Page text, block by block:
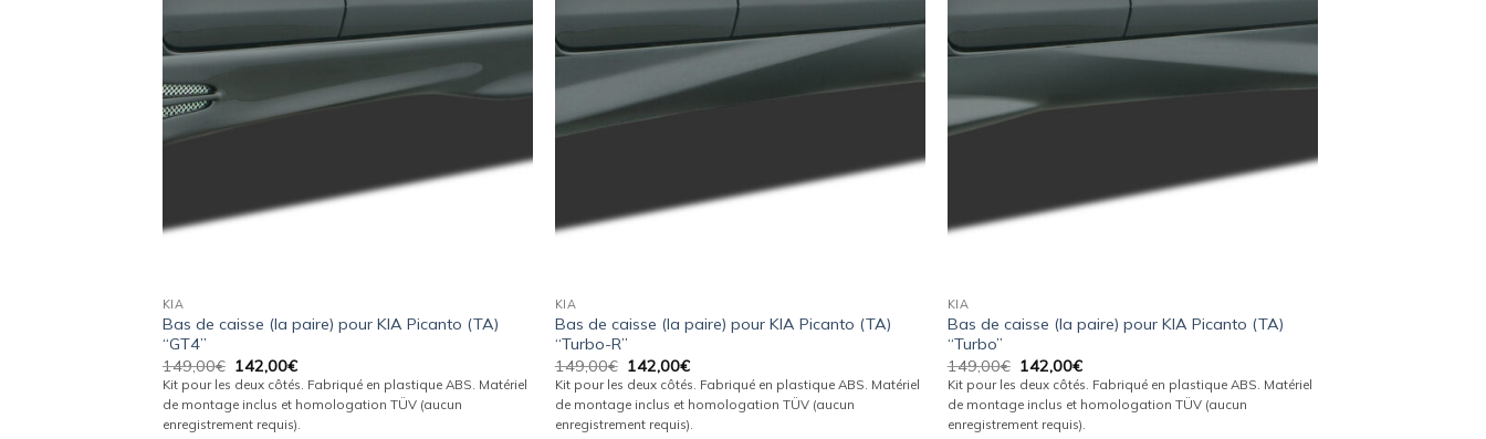
KIA
Bas de caisse (la paire) pour KIA Picanto (TA)
“GT4”
149,00€ Le
prix
initial
était :
149,00€.
142,00€Le
prix
actuel
est :
142,00€.
Kit pour les deux côtés. Fabriqué en plastique ABS. Matériel
de montage inclus et homologation TÜV (aucun
enregistrement requis).
KIA
Bas de caisse (la paire) pour KIA Picanto (TA)
“Turbo-R”
149,00€ Le
prix
initial
était :
149,00€.
142,00€Le
prix
actuel
est :
142,00€.
Kit pour les deux côtés. Fabriqué en plastique ABS. Matériel
de montage inclus et homologation TÜV (aucun
enregistrement requis).
KIA
Bas de caisse (la paire) pour KIA Picanto (TA)
“Turbo”
149,00€ Le
prix
initial
était :
149,00€.
142,00€Le
prix
actuel
est :
142,00€.
Kit pour les deux côtés. Fabriqué en plastique ABS. Matériel
de montage inclus et homologation TÜV (aucun
enregistrement requis).